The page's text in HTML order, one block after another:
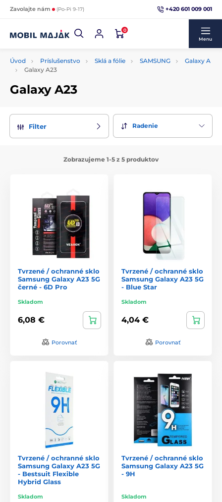
Zavolajte nám (Po-Pi 9-17) +420 601 009 001
0
Menu
Úvod Príslušenstvo Sklá a fólie SAMSUNG
Galaxy A
Galaxy A23
Galaxy A23
Filter Radenie
Zobrazujeme 1-5 z 5 produktov
Tvrzené / ochranné sklo
Samsung Galaxy A23 5G
černé - 6D Pro
Skladom
6,08 €
Porovnať
Tvrzené / ochranné sklo
Samsung Galaxy A23 5G
- Blue Star
Skladom
4,04 €
Porovnať
Tvrzené / ochranné sklo
Samsung Galaxy A23 5G
- Bestsuit Flexible
Hybrid Glass
Skladom
Tvrzené / ochranné sklo
Samsung Galaxy A23 5G
- 9H
Skladom